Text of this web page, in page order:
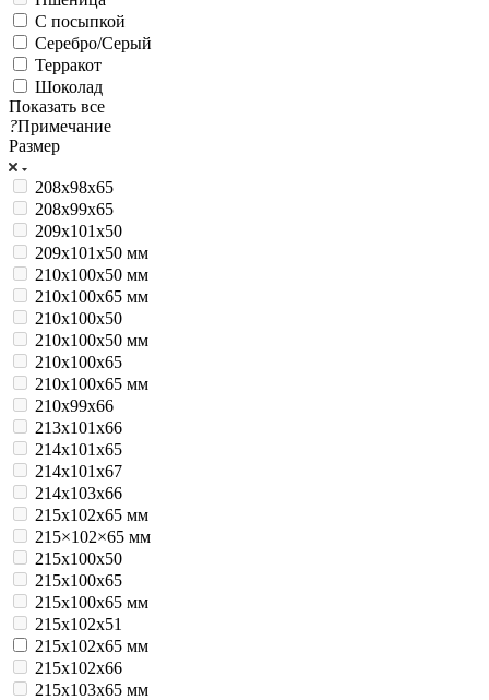
С посыпкой
Серебро/Серый
Терракот
Шоколад
Показать все
?Примечание
Размер
208х98х65
208х99х65
209х101х50
209х101х50 мм
210x100x50 мм
210x100x65 мм
210х100х50
210х100х50 мм
210х100х65
210х100х65 мм
210х99х66
213х101х66
214х101х65
214х101х67
214х103х66
215x102x65 мм
215×102×65 мм
215х100х50
215х100х65
215х100х65 мм
215х102х51
215х102х65 мм
215х102х66
215х103х65 мм